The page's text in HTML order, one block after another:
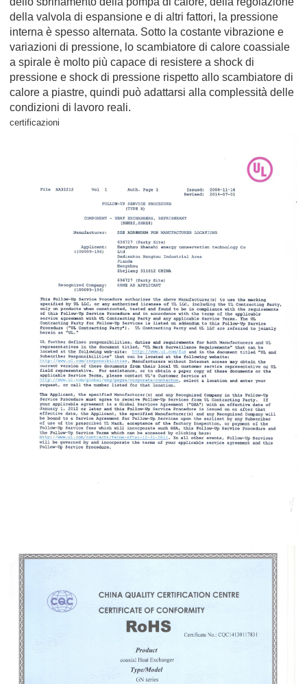
della valvola di espansione e di altri fattori, la pressione
interna è spesso alternata. Sotto la costante vibrazione e
variazioni di pressione, lo scambiatore di calore coassiale
a spirale è molto più capace di resistere a shock di
pressione e shock di pressione rispetto allo scambiatore di
calore a piastre, quindi può adattarsi alla complessità delle
condizioni di lavoro reali.
certificazioni